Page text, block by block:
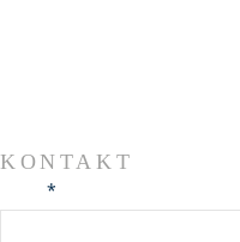
KONTAKT